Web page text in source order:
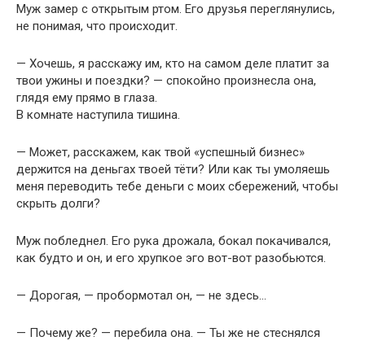
Муж замер с открытым ртом. Его друзья переглянулись,
не понимая, что происходит.
— Хочешь, я расскажу им, кто на самом деле платит за
твои ужины и поездки? — спокойно произнесла она,
глядя ему прямо в глаза.
В комнате наступила тишина.
— Может, расскажем, как твой «успешный бизнес»
держится на деньгах твоей тёти? Или как ты умоляешь
меня переводить тебе деньги с моих сбережений, чтобы
скрыть долги?
Муж побледнел. Его рука дрожала, бокал покачивался,
как будто и он, и его хрупкое эго вот-вот разобьются.
— Дорогая, — пробормотал он, — не здесь…
— Почему же? — перебила она. — Ты же не стеснялся